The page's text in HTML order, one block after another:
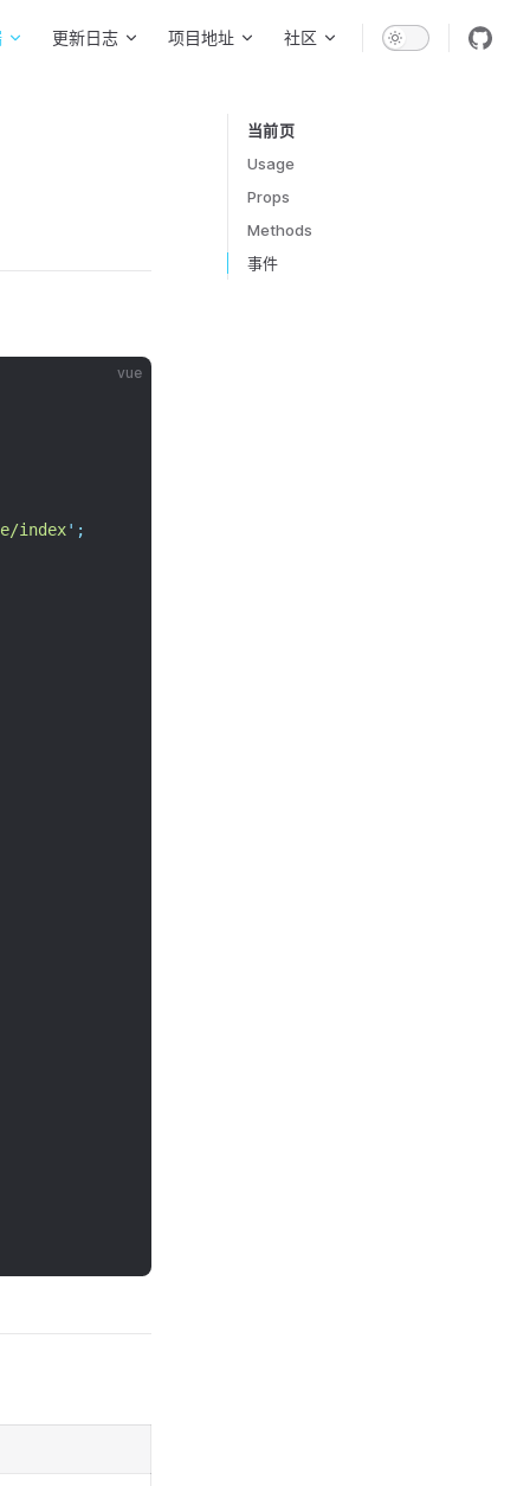
更新日志 项目地址 社区
当前页
Table of Contents for current page
Usage
Props
Methods
事件
vue
index' ;